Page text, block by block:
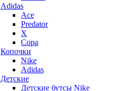
Adidas
Ace
Predator
X
Copa
Копочки
Nike
Adidas
Детские
Детские бутсы Nike